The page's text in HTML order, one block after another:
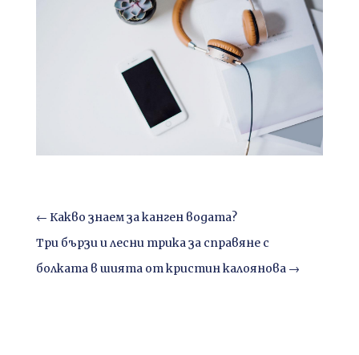
← Какво знаем за канген водата?
Три бързи и лесни трика за справяне с
болката в шията от кристин калоянова→